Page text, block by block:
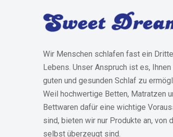
Wir Menschen schlafen fast ein
Lebens. Unser Anspruch ist es, Ihnen
guten und gesunden Schlaf zu
Weil hochwertige Betten, Matratzen
Bettwaren dafür eine wichtige
sind, bieten wir nur Produkte an, von
selbst überzeugt sind.